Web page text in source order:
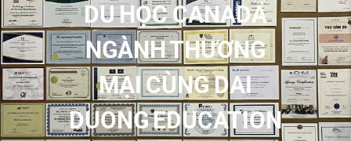
DU HỌC CANADA
NGÀNH THƯƠNG
MẠI CÙNG DAI
DUONG EDUCATION